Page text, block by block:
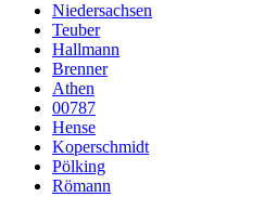
Niedersachsen
Teuber
Hallmann
Brenner
Athen
00787
Hense
Koperschmidt
Pölking
Römann